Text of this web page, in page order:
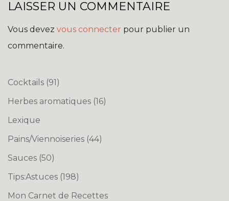
LAISSER UN COMMENTAIRE
Vous devez vous connecter pour publier un
commentaire.
Cocktails (91)
Herbes aromatiques (16)
Lexique
Pains/Viennoiseries (44)
Sauces (50)
Tips:Astuces (198)
Mon Carnet de Recettes